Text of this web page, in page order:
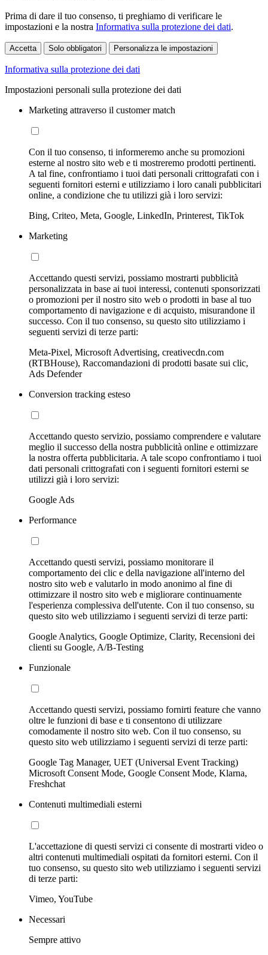
Prima di dare il tuo consenso, ti preghiamo di verificare le
impostazioni e la nostra Informativa sulla protezione dei dati.
Accetta Solo obbligatori Personalizza le impostazioni
Informativa sulla protezione dei dati
Impostazioni personali sulla protezione dei dati
Marketing attraverso il customer match
Con il tuo consenso, ti informeremo anche su promozioni
esterne al nostro sito web e ti mostreremo prodotti pertinenti.
A tal fine, confrontiamo i tuoi dati personali crittografati con i
seguenti fornitori esterni e utilizziamo i loro canali pubblicitari
online, a condizione che tu utilizzi già i loro servizi:
Bing, Criteo, Meta, Google, LinkedIn, Printerest, TikTok
Marketing
Accettando questi servizi, possiamo mostrarti pubblicità
personalizzata in base ai tuoi interessi, contenuti sponsorizzati
o promozioni per il nostro sito web o prodotti in base al tuo
comportamento di navigazione e di acquisto, misurandone il
successo. Con il tuo consenso, su questo sito utilizziamo i
seguenti servizi di terze parti:
Meta-Pixel, Microsoft Advertising, creativecdn.com
(RTBHouse), Raccomandazioni di prodotti basate sui clic,
Ads Defender
Conversion tracking esteso
Accettando questo servizio, possiamo comprendere e valutare
meglio il successo della nostra pubblicità online e ottimizzare
la nostra offerta pubblicitaria. A tale scopo confrontiamo i tuoi
dati personali crittografati con i seguenti fornitori esterni se
utilizzi già i loro servizi:
Google Ads
Performance
Accettando questi servizi, possiamo monitorare il
comportamento dei clic e della navigazione all'interno del
nostro sito web e valutarlo in modo anonimo al fine di
ottimizzare il nostro sito web e migliorare continuamente
l'esperienza complessiva dell'utente. Con il tuo consenso, su
questo sito web utilizziamo i seguenti servizi di terze parti:
Google Analytics, Google Optimize, Clarity, Recensioni dei
clienti su Google, A/B-Testing
Funzionale
Accettando questi servizi, possiamo fornirti feature che vanno
oltre le funzioni di base e ti consentono di utilizzare
comodamente il nostro sito web. Con il tuo consenso, su
questo sito web utilizziamo i seguenti servizi di terze parti:
Google Tag Manager, UET (Universal Event Tracking)
Microsoft Consent Mode, Google Consent Mode, Klarna,
Freshchat
Contenuti multimediali esterni
L'accettazione di questi servizi ci consente di mostrarti video o
altri contenuti multimediali ospitati da fornitori esterni. Con il
tuo consenso, su questo sito web utilizziamo i seguenti servizi
di terze parti:
Vimeo, YouTube
Necessari
Sempre attivo